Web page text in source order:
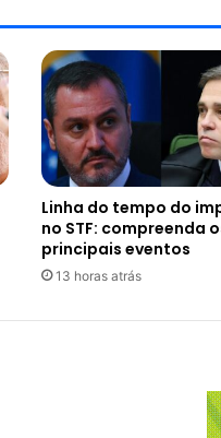
Linha do tempo do
no STF: compreenda
principais eventos
13 horas atrás